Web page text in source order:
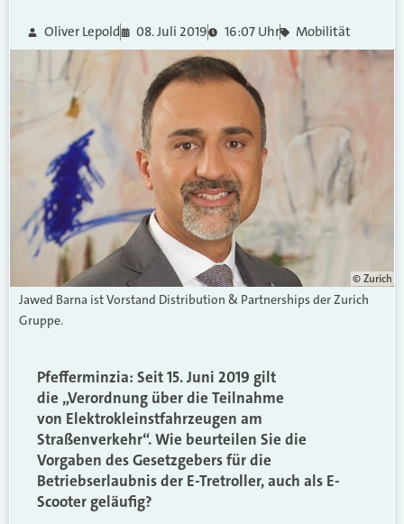
Oliver Lepold 08. Juli 2019 16:07 Uhr Mobilität
© Zurich
Jawed Barna ist Vorstand Distribution & Partnerships der Zurich
Gruppe.
Pfefferminzia: Seit 15. Juni 2019 gilt
die „Verordnung über die Teilnahme
von Elektrokleinstfahrzeugen am
Straßenverkehr“. Wie beurteilen Sie die
Vorgaben des Gesetzgebers für die
Betriebserlaubnis der E-Tretroller, auch als E-
Scooter geläufig?